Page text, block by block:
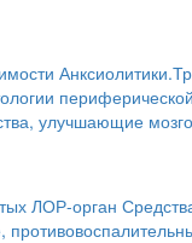
улучшающие
ЛОР-орган